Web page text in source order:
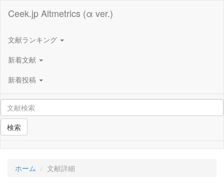
Ceek.jp Altmetrics (α ver.)
文献ランキング
新着文献
新着投稿
検索
ホーム 文献詳細